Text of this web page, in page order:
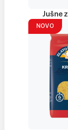
Jušne
NOVO